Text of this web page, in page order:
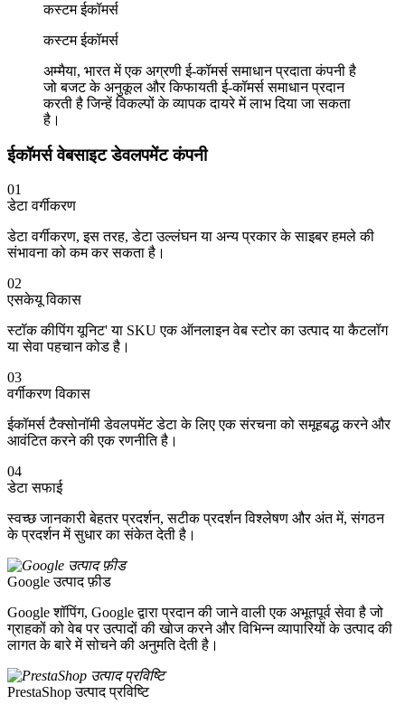
कस्टम ईकॉमर्स
कस्टम ईकॉमर्स
अम्मैया, भारत में एक अग्रणी ई-कॉमर्स समाधान प्रदाता कंपनी है
जो बजट के अनुकूल और किफायती ई-कॉमर्स समाधान प्रदान
करती है जिन्हें विकल्पों के व्यापक दायरे में लाभ दिया जा सकता
है।
ईकॉमर्स वेबसाइट डेवलपमेंट कंपनी
01
डेटा वर्गीकरण
डेटा वर्गीकरण, इस तरह, डेटा उल्लंघन या अन्य प्रकार के साइबर हमले की
संभावना को कम कर सकता है।
02
एसकेयू विकास
स्टॉक कीपिंग यूनिट' या SKU एक ऑनलाइन वेब स्टोर का उत्पाद या कैटलॉग
या सेवा पहचान कोड है।
03
वर्गीकरण विकास
ईकॉमर्स टैक्सोनॉमी डेवलपमेंट डेटा के लिए एक संरचना को समूहबद्ध करने और
आवंटित करने की एक रणनीति है।
04
डेटा सफाई
स्वच्छ जानकारी बेहतर प्रदर्शन, सटीक प्रदर्शन विश्लेषण और अंत में, संगठन
के प्रदर्शन में सुधार का संकेत देती है।
Google उत्पाद फ़ीड
Google शॉपिंग, Google द्वारा प्रदान की जाने वाली एक अभूतपूर्व सेवा है जो
ग्राहकों को वेब पर उत्पादों की खोज करने और विभिन्न व्यापारियों के उत्पाद की
लागत के बारे में सोचने की अनुमति देती है।
PrestaShop उत्पाद प्रविष्टि